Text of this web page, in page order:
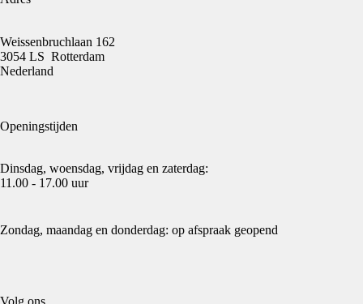
Weissenbruchlaan 162
3054 LS Rotterdam
Nederland
Openingstijden
Dinsdag, woensdag, vrijdag en zaterdag:
11.00 - 17.00 uur
Zondag, maandag en donderdag: op afspraak geopend